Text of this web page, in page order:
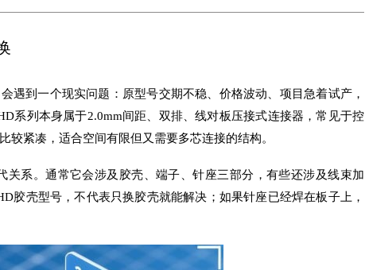
遇到一个现实问题：原型号交期不稳、价格波动、项目急着试产，
系列本身属于2.0mm间距、双排、线对板压接式连接器，常见于控
紧凑，适合空间有限但又需要多芯连接的结构。
系。通常它会涉及胶壳、端子、针座三部分，有些还涉及线束加
胶壳型号，不代表只换胶壳就能解决；如果针座已经焊在板子上，